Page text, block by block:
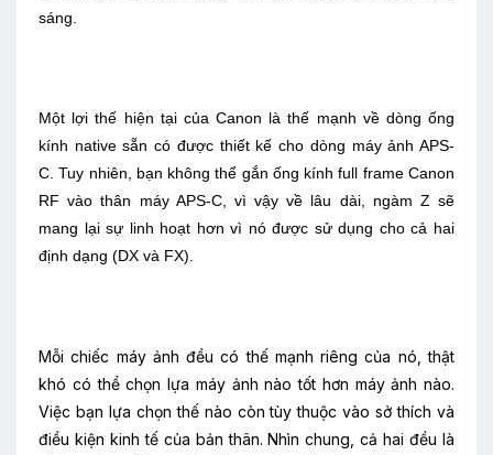
sáng.
Một lợi thế hiện tại của Canon là thế mạnh về dòng ống
kính native sẵn có được thiết kế cho dòng máy ảnh APS-
C. Tuy nhiên, bạn không thể gắn ống kính full frame Canon
RF vào thân máy APS-C, vì vậy về lâu dài, ngàm Z sẽ
mang lại sự linh hoạt hơn vì nó được sử dụng cho cả hai
định dạng (DX và FX).
Mỗi chiếc máy ảnh đều có thế mạnh riêng của nó, thật
khó có thể chọn lựa máy ảnh nào tốt hơn máy ảnh nào.
Việc bạn lựa chọn thế nào còn tùy thuộc vào sở thích và
điều kiện kinh tế của bản thân. Nhìn chung, cả hai đều là